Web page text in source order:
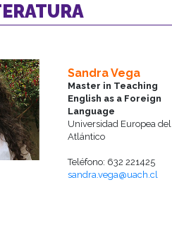
Sandra Vega
Master in Teaching
English as a Foreign
Language
Universidad Europea del
Atlántico
Teléfono: 632 221425
sandra.vega@uach.cl